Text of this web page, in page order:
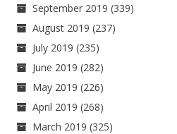
September 2019 (339)
August 2019 (237)
July 2019 (235)
June 2019 (282)
May 2019 (226)
April 2019 (268)
March 2019 (325)